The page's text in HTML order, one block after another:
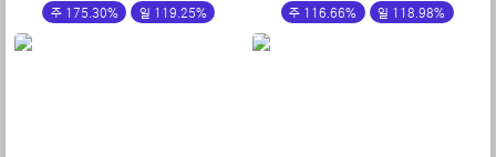
주 175.30% 일 119.25% 주 116.66% 일 118.98%